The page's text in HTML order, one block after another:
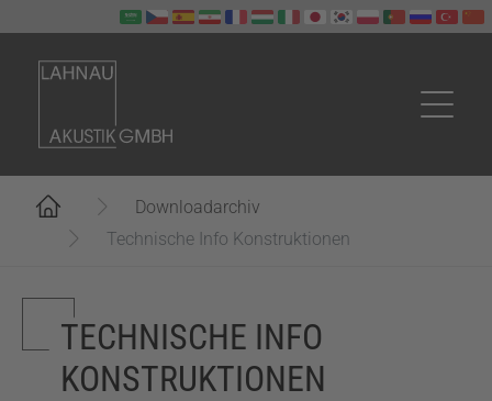
Downloadarchiv
Technische Info Konstruktionen
TECHNISCHE INFO
KONSTRUKTIONEN